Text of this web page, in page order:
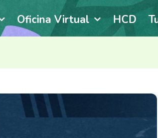
Oficina Virtual HCD